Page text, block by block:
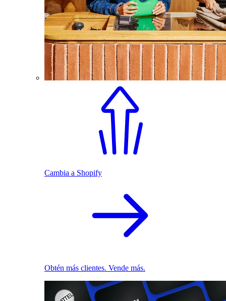
Cambia a Shopify
Obtén más clientes. Vende más.